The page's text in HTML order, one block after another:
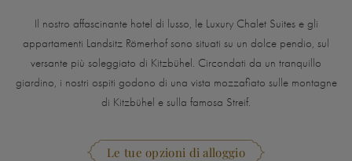
Il nostro affascinante hotel di lusso, le Luxury Chalet Suites e gli
appartamenti Landsitz Römerhof sono situati su un dolce pendio, sul
versante più soleggiato di Kitzbühel. Circondati da un tranquillo
giardino, i nostri ospiti godono di una vista mozzafiato sulle montagne
di Kitzbühel e sulla famosa Streif.
Le tue opzioni di alloggio